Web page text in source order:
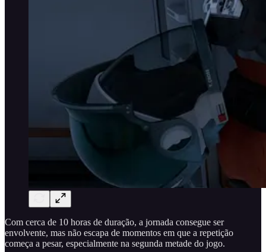
Com cerca de 10 horas de duração, a jornada consegue ser
envolvente, mas não escapa de momentos em que a repetição
começa a pesar, especialmente na segunda metade do jogo.